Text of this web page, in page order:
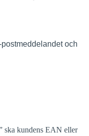
och
ska kundens EAN eller